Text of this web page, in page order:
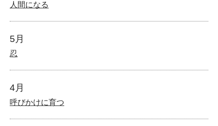
人間になる
5月
忍
4月
呼びかけに育つ